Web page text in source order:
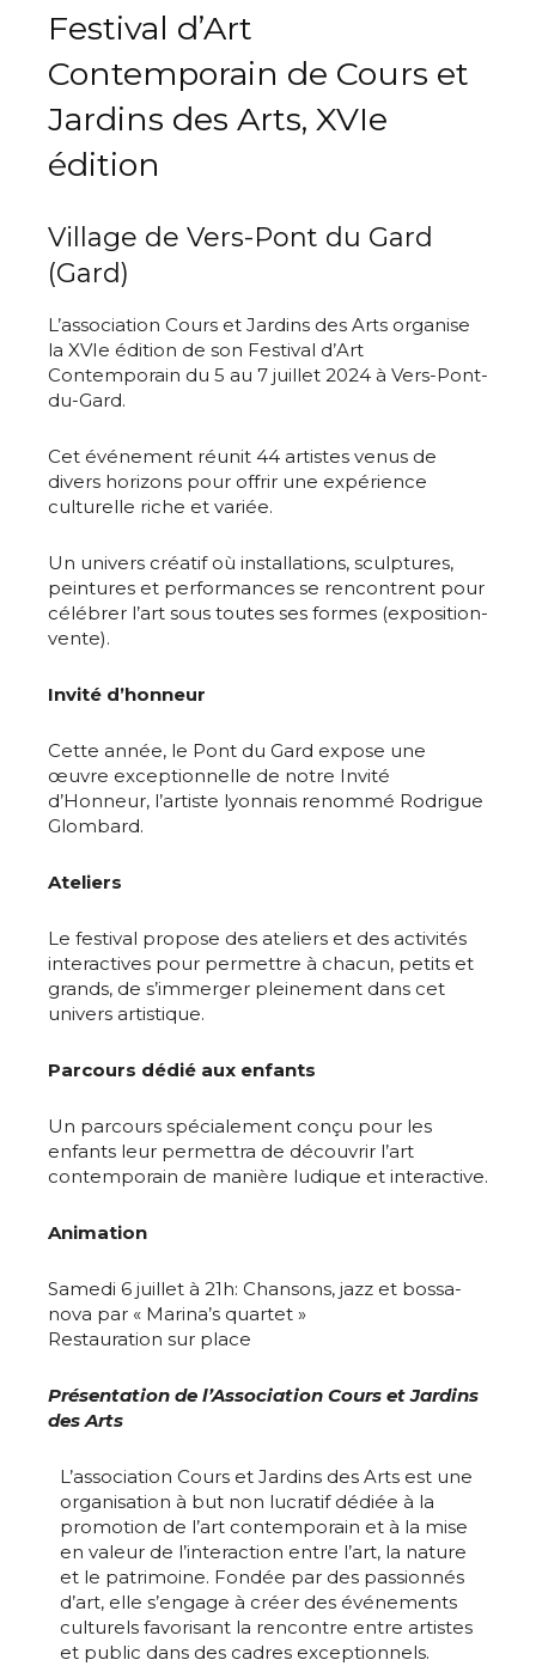
Festival d’Art
Contemporain de Cours et
Jardins des Arts, XVIe
édition
Village de Vers-Pont du Gard
(Gard)
L’association Cours et Jardins des Arts organise
la XVIe édition de son Festival d’Art
Contemporain du 5 au 7 juillet 2024 à Vers-Pont-
du-Gard.
Cet événement réunit 44 artistes venus de
divers horizons pour offrir une expérience
culturelle riche et variée.
Un univers créatif où installations, sculptures,
peintures et performances se rencontrent pour
célébrer l’art sous toutes ses formes (exposition-
vente).
Invité d’honneur
Cette année, le Pont du Gard expose une
œuvre exceptionnelle de notre Invité
d’Honneur, l’artiste lyonnais renommé Rodrigue
Glombard.
Ateliers
Le festival propose des ateliers et des activités
interactives pour permettre à chacun, petits et
grands, de s’immerger pleinement dans cet
univers artistique.
Parcours dédié aux enfants
Un parcours spécialement conçu pour les
enfants leur permettra de découvrir l’art
contemporain de manière ludique et interactive.
Animation
Samedi 6 juillet à 21h: Chansons, jazz et bossa-
nova par « Marina’s quartet »
Restauration sur place
Présentation de l’Association Cours et Jardins
des Arts
L’association Cours et Jardins des Arts est une
organisation à but non lucratif dédiée à la
promotion de l’art contemporain et à la mise
en valeur de l’interaction entre l’art, la nature
et le patrimoine. Fondée par des passionnés
d’art, elle s’engage à créer des événements
culturels favorisant la rencontre entre artistes
et public dans des cadres exceptionnels.